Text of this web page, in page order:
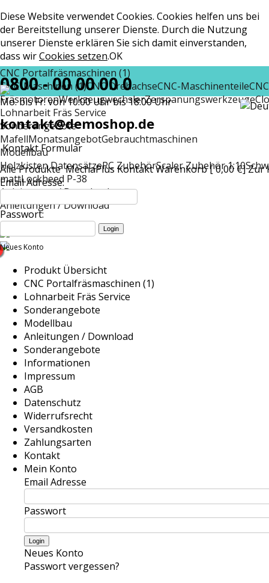
Diese Website verwendet Cookies. Cookies helfen uns bei
der Bereitstellung unserer Dienste. Durch die Nutzung
unserer Dienste erklären Sie sich damit einverstanden,
dass wirCookies setzen.OK
CNC Portalfräsmaschinen (1)
CNC-Maschinen (1)CNC DrehachseCNC-Maschinenteile
FräsmotorenWerkzeugwechslerZerspanungswerkzeuge
Lohnarbeit Fräs Service
Sonderangebote
MafellMonatsangebotGebrauchtmaschinen
Modellbau
Holzkisten DatensätzeRC ZubehörScaler Zubehör 1:10
mattLockheed P-38
Anleitungen / Download
Anleitungen / Download
0800 - 00 00 00 0
Mo. bis Fr. von 10:00 Uhr bis 18:00 Uhr
kontakt@demoshop.de
Kontakt Formular
Alle Produkte MechaPlus KontaktWarenkorb [ 0,00 €]Zur
Email Adresse:
Passwort:
Neues Konto
Produkt Übersicht
CNC Portalfräsmaschinen (1)
Lohnarbeit Fräs Service
Sonderangebote
Modellbau
Anleitungen / Download
Sonderangebote
Informationen
Impressum
AGB
Datenschutz
Widerrufsrecht
Versandkosten
Zahlungsarten
Kontakt
Mein Konto
Email Adresse
Passwort
Neues Konto
Passwort vergessen?